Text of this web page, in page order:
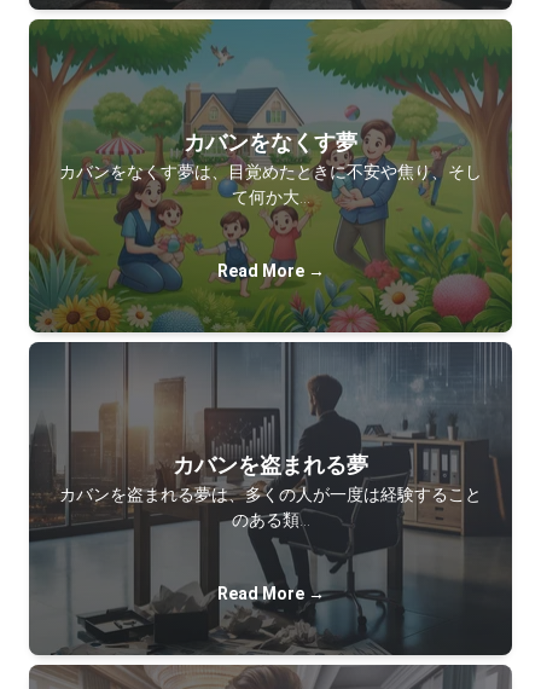
カバンをなくす夢
カバンをなくす夢は、目覚めたときに不安や焦り、そし
て何か大…
Read More →
カバンを盗まれる夢
カバンを盗まれる夢は、多くの人が一度は経験すること
のある類…
Read More →